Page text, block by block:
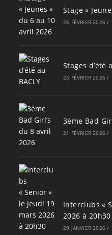
Stage «
26 FÉVRIER 2026 /
Stages d’été
25 FÉVRIER 2026 /
3ème Bad
21 FÉVRIER 2026 /
Interclubs «
2026 à
29 JANVIER 2026 /